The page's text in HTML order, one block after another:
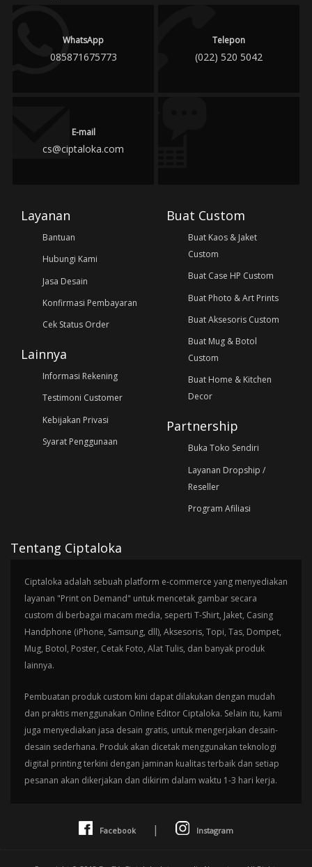
WhatsApp
085871675773
Telepon
(022) 520 5042
E-mail
cs@ciptaloka.com
Layanan
Bantuan
Hubungi Kami
Jasa Desain
Konfirmasi Pembayaran
Cek Status Order
Lainnya
Informasi Rekening
Testimoni Customer
Kebijakan Privasi
Syarat Penggunaan
Buat Custom
Buat Kaos & Jaket
Custom
Buat Case HP Custom
Buat Photo & Art Prints
Buat Aksesoris Custom
Buat Mug & Botol
Custom
Buat Home & Kitchen
Decor
Partnership
Buka Toko Sendiri
Layanan Dropship /
Reseller
Program Afiliasi
Tentang Ciptaloka
Ciptaloka adalah sebuah platform e-commerce yang menyediakan
layanan "Print on Demand" untuk mencetak gambar secara
custom di berbagai macam media, seperti T-Shirt, Jaket, Casing
Handphone (iPhone, Samsung, dll), Aksesoris, Topi, Tas, Dompet,
Mug, Botol, Poster, Cetak Foto, Alat Tulis, dan banyak produk
lainnya.
Pembuatan produk custom kini dapat dilakukan dengan mudah
dan praktis menggunakan Online Editor Ciptaloka. Selain itu, kami
juga menyediakan jasa desain gratis, untuk mengerjakan desain-
desain sederhana. Produk akan dicetak menggunakan teknologi
digital printing terkini dengan jaminan kualitas terbaik dan setiap
pesanan akan dikerjakan dan dikirim dalam waktu 1-3 hari kerja.
Facebook | Instagram